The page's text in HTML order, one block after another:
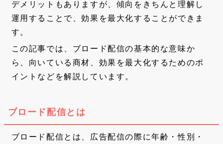
デメリットもありますが、傾向をきちんと理解し
運用することで、効果を最大化することができま
す。
この記事では、ブロード配信の基本的な意味か
ら、向いている商材、効果を最大化するためのポ
イントなどを解説しています。
ブロード配信とは
ブロード配信とは、広告配信の際に年齢・性別・